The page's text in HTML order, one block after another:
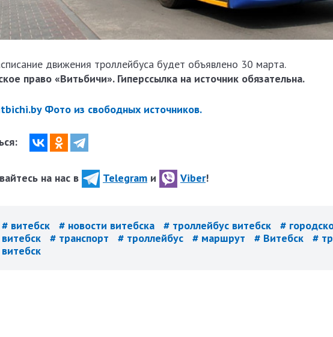
движения троллейбуса будет объявлено 30 марта.
право «Витьбичи». Гиперссылка на источник обязательна.
Фото из свободных источников.
на нас в Telegram и Viber!
# витебск # новости витебска # троллейбус витебск
#
витебск
# транспорт # троллейбус # маршрут # Витебск
#
витебск